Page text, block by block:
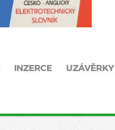
INZERCE UZÁVĚRKY